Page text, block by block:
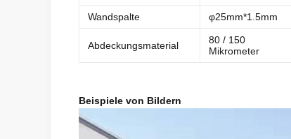
Wandspalte φ25mm*1.5mm
Abdeckungsmaterial
80 / 150
Mikrometer
Beispiele von Bildern